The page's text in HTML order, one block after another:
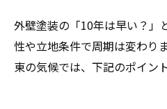
外壁塗装の「10年は早い？」
性や立地条件で周期は変わり
東の気候では、下記のポイン